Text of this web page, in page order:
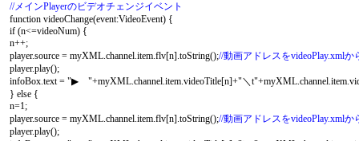
//メインPlayerのビデオチェンジイベント
function videoChange(event:VideoEvent) {
if (n<=videoNum) {
n++;
player.source = myXML.channel.item.flv[n].toString();//動画アドレスをvideoPlay.xmlか
player.play();
infoBox.text = "▶ "+myXML.channel.item.videoTitle[n]+"＼
} else {
n=1;
player.source = myXML.channel.item.flv[n].toString();//動画アドレスをvideoPlay.xmlか
player.play();